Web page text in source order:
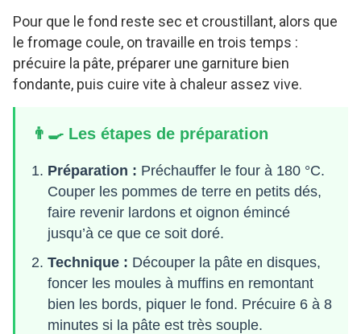
Pour que le fond reste sec et croustillant, alors que
le fromage coule, on travaille en trois temps :
précuire la pâte, préparer une garniture bien
fondante, puis cuire vite à chaleur assez vive.
👨‍🍳 Les étapes de préparation
Préparation : Préchauffer le four à 180 °C.
Couper les pommes de terre en petits dés,
faire revenir lardons et oignon émincé
jusqu’à ce que ce soit doré.
Technique : Découper la pâte en disques,
foncer les moules à muffins en remontant
bien les bords, piquer le fond. Précuire 6 à 8
minutes si la pâte est très souple.